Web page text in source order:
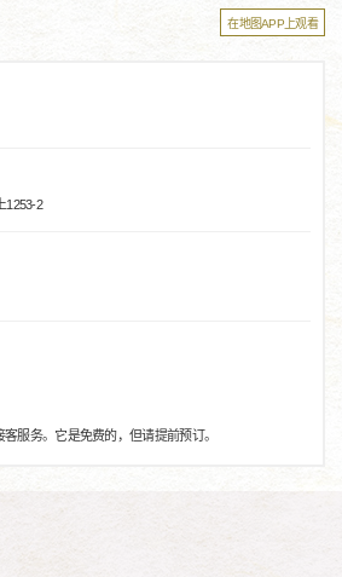
在地图APP上观看
1253-2
服务。它是免费的，但请提前预订。